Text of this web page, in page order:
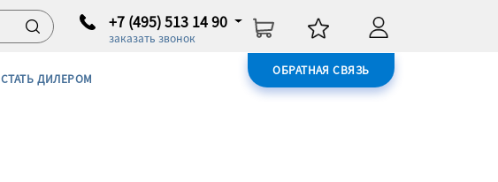
+7 (495) 513 14 90
заказать звонок
ОБРАТНАЯ СВЯЗЬ
СТАТЬ ДИЛЕРОМ